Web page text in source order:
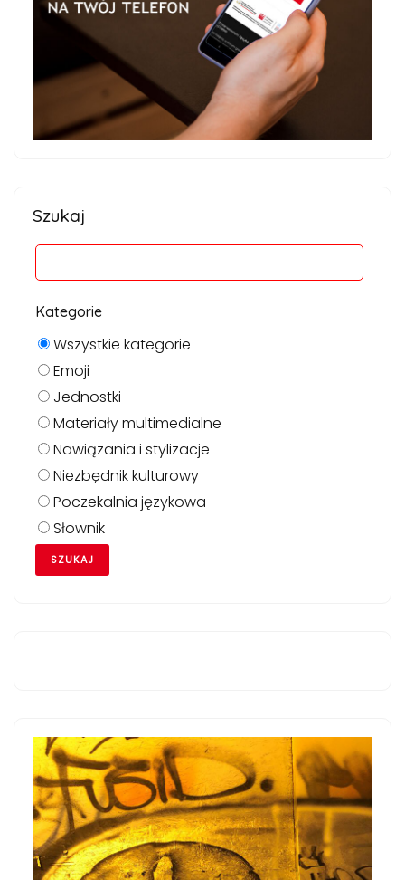
Szukaj
Kategorie
Wszystkie kategorie
Emoji
Jednostki
Materiały multimedialne
Nawiązania i stylizacje
Niezbędnik kulturowy
Poczekalnia językowa
Słownik